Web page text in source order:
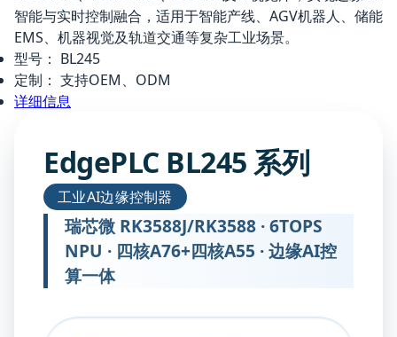
智能与实时控制融合，适用于智能产线、AGV机器人、储能
EMS、机器视觉及轨道交通等复杂工业场景。
型号： BL245
定制： 支持OEM、ODM
详细信息
EdgePLC BL245 系列
工业AI边缘控制器
瑞芯微 RK3588J/RK3588 · 6TOPS
NPU · 四核A76+四核A55 · 边缘AI控
算一体